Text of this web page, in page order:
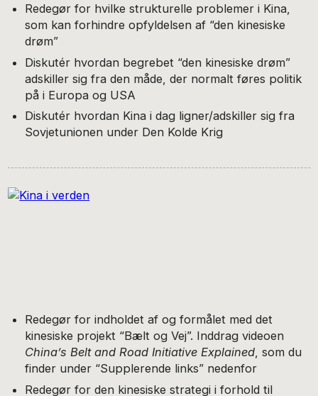
Redegør for hvilke strukturelle problemer i Kina,
som kan forhindre opfyldelsen af “den kinesiske
drøm”
Diskutér hvordan begrebet “den kinesiske drøm”
adskiller sig fra den måde, der normalt føres politik
på i Europa og USA
Diskutér hvordan Kina i dag ligner/adskiller sig fra
Sovjetunionen under Den Kolde Krig
Redegør for indholdet af og formålet med det
kinesiske projekt “Bælt og Vej”. Inddrag videoen
China’s Belt and Road Initiative Explained, som du
finder under “Supplerende links” nedenfor
Redegør for den kinesiske strategi i forhold til